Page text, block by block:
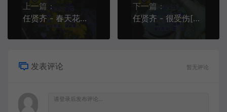
上一篇：
任贤齐 - 春天花会开[KTV][MPG][142M]
下一篇：
任贤齐 - 很受伤[KTV][MPG][172M]
发表评论 暂无评论